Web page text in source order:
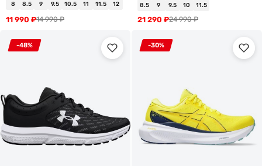
8 8.5 9 9.5 10.5 11 11.5 12
14 990₽
11 990 ₽
8.5 9 9.5 10 11.5
24 990₽
21 290 ₽
-48% -30%